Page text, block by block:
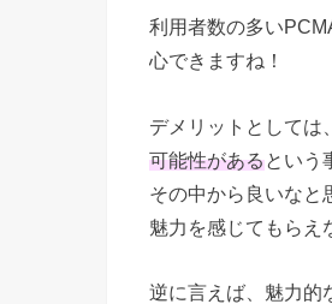
利用者数の多い
心できますね！
デメリットとしては
可能性があるという
その中から良いなと
魅力を感じてもらえ
逆に言えば、魅力的